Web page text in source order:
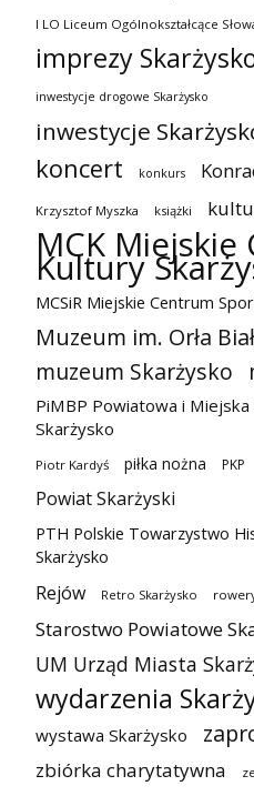
I LO Liceum Ogólnokształcące
imprezy
inwestycje drogowe Skarżysko
inwestycje
koncert konkurs
Krzysztof Myszka książki
MCK Miejskie
Kultury
MCSiR Miejskie Centrum
Muzeum im. Orła
muzeum Skarżysko
PiMBP Powiatowa i
Skarżysko
Piotr Kardyś piłka nożna PKP
Powiat Skarżyski
PTH Polskie Towarzystwo
Skarżysko
Rejów Retro Skarżysko
Starostwo Powiatowe
UM Urząd Miasta
wydarzenia
wystawa Skarżysko
zbiórka charytatywna